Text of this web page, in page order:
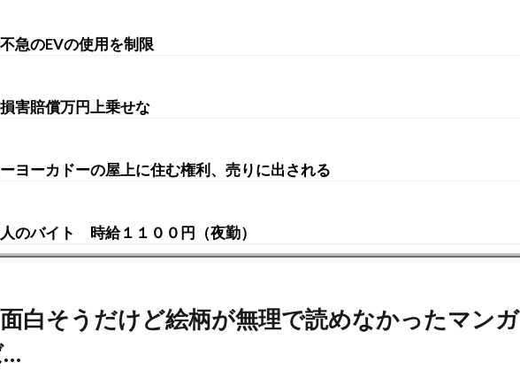
急のEVの使用を制限
害賠償万円上乗せな
ーヨーカドーの屋上に住む権利、売りに出される
のバイト 時給１１００円（夜勤）
面白そうだけど絵柄が無理で読めなかったマンガ
…